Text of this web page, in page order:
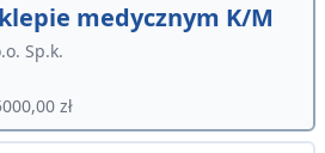
medycznym K/M
Sp.k.
zł